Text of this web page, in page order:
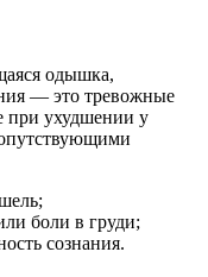
одышка,
— это тревожные
при ухудшении у
боли в груди;
сознания.